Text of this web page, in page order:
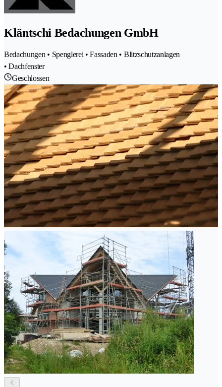
Kläntschi Bedachungen GmbH
Bedachungen • Spenglerei • Fassaden • Blitzschutzanlagen
• Dachfenster
Geschlossen